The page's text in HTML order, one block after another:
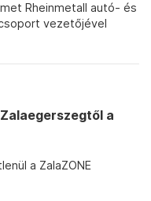
Rheinmetall autó- és
vezetőjével
a
a ZalaZONE